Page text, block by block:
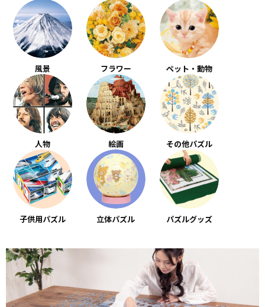
風景 フラワー ペット・動物
人物 絵画 その他パズル
子供用パズル 立体パズル パズルグッズ